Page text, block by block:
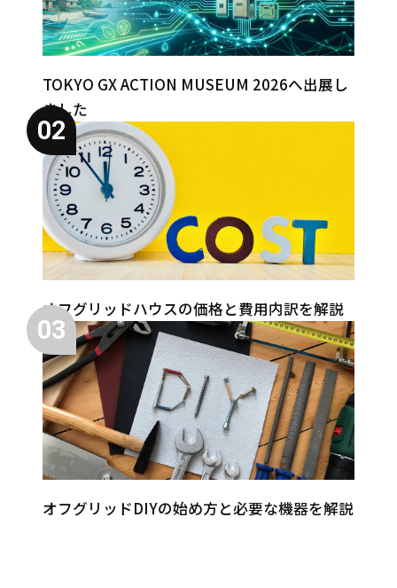
TOKYO GX ACTION MUSEUM 2026へ出展し
ました
02
オフグリッドハウスの価格と費用内訳を解説
03
オフグリッドDIYの始め方と必要な機器を解説